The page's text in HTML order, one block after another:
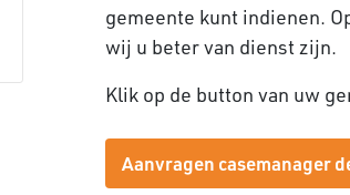
gemeente kunt indienen.
wij u beter van dienst zijn.
Klik op de button van uw
Aanvragen casemanager